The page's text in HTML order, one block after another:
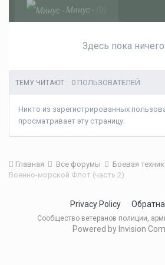
Минус - (0)
Здесь пока
ТЕМУ ЧИТАЮТ: 0 ПОЛЬЗОВАТЕЛЕЙ
Никто из зарегистрированных
просматривает эту страницу.
Главная Все форумы
Боевая
Военно-морской Флот (часть 2)
Privacy Policy
Сообщество ветеранов полиции,
Powered by Invision